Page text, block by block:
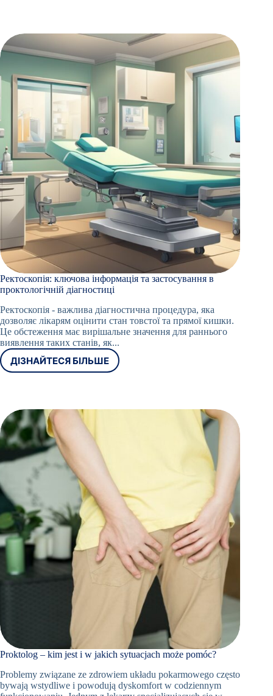
POWINIENEŚ
NATYCHMIAST
UDAĆ
DO
LEKARZA?
Ректоскопія: ключова інформація та застосування в
проктологічній діагностиці
Ректоскопія - важлива діагностична процедура, яка
дозволяє лікарям оцінити стан товстої та прямої кишки.
Це обстеження має вирішальне значення для раннього
виявлення таких станів, як...
ДІЗНАЙТЕСЯ БІЛЬШЕ
РЕКТОСКОПІЯ:
ЗАСТОСУВАННЯ
ПРОКТОЛОГІЧНІЙ
ДІАГНОСТИЦІ
Proktolog – kim jest i w jakich sytuacjach może pomóc?
Problemy związane ze zdrowiem układu pokarmowego często
bywają wstydliwe i powodują dyskomfort w codziennym